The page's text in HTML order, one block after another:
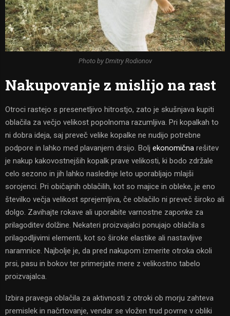
Photo by Dmitry Rodionov
Nakupovanje z mislijo na rast
Otroci rastejo s presenetljivo hitrostjo, zato je skušnjava kupiti
oblačila za večjo velikost popolnoma razumljiva. Pri kopalkah to
ni dobra ideja, saj preveč velike kopalke ne nudijo potrebne
podpore in lahko med plavanjem drsijo. Bolj ekonomična rešitev
je nakup kakovostnejših kopalk prave velikosti, ki bodo zdržale
celo sezono in jih lahko naslednje leto uporabljajo mlajši
sorojenci. Pri običajnih oblačilih, kot so majice in obleke, je eno
številko večja velikost sprejemljiva, če oblačilo ni preveč široko ali
dolgo. Zavihajte rokave ali uporabite varnostne zaponke za
prilagoditev dolžine. Nekateri proizvajalci ponujajo oblačila s
prilagodljivimi elementi, kot so široke elastike ali nastavljive
naramnice. Najbolje je, da pred nakupom izmerite otroka okoli
prsi, pasu in bokov ter primerjate mere z velikostno tabelo
proizvajalca.
Izbira pravega oblačila za aktivnosti z otroki ob morju zahteva
premislek in načrtovanje, vendar se vložen trud povrne v obliki